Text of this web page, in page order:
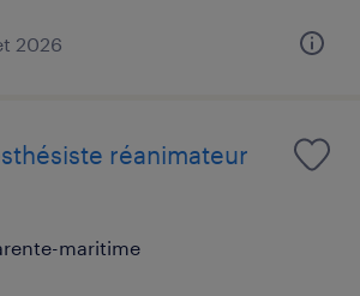
2026
réanimateur
maritime